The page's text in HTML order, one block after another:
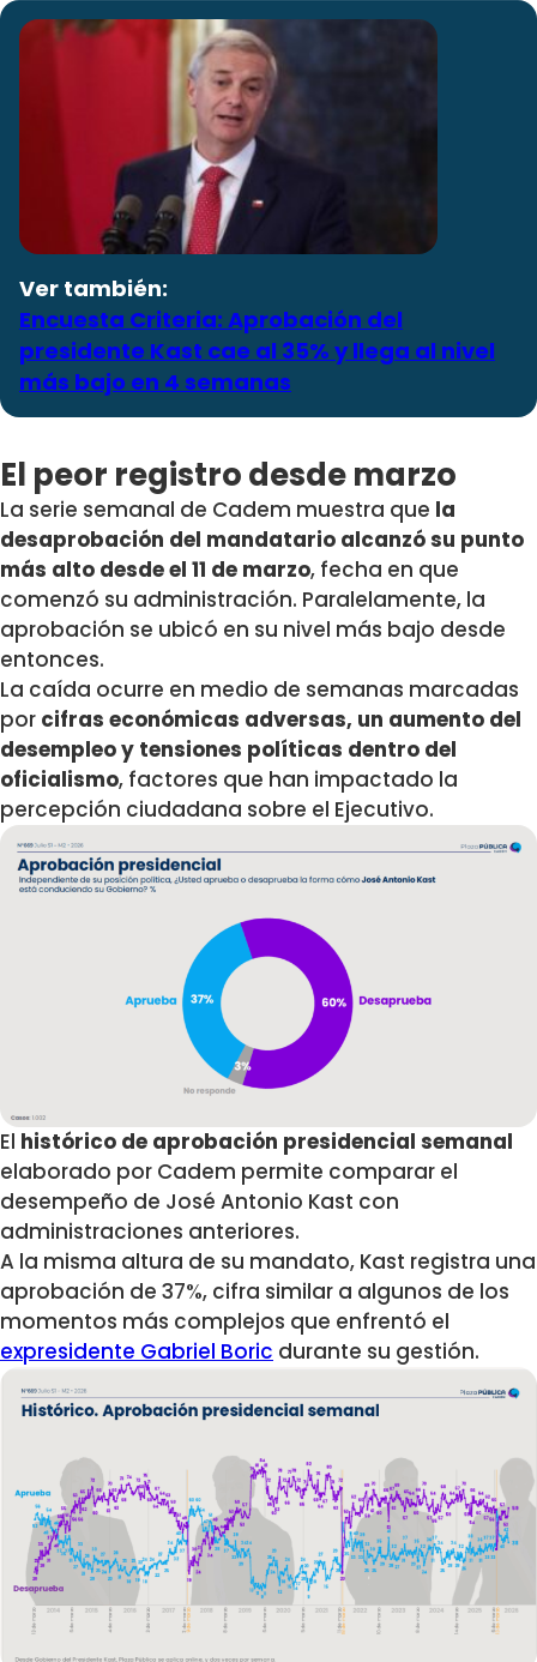
Ver también:
Encuesta Criteria: Aprobación del
presidente Kast cae al 35% y llega al nivel
más bajo en 4 semanas
El peor registro desde marzo
La serie semanal de Cadem muestra que la
desaprobación del mandatario alcanzó su punto
más alto desde el 11 de marzo, fecha en que
comenzó su administración. Paralelamente, la
aprobación se ubicó en su nivel más bajo desde
entonces.
La caída ocurre en medio de semanas marcadas
por cifras económicas adversas, un aumento del
desempleo y tensiones políticas dentro del
oficialismo, factores que han impactado la
percepción ciudadana sobre el Ejecutivo.
El histórico de aprobación presidencial semanal
elaborado por Cadem permite comparar el
desempeño de José Antonio Kast con
administraciones anteriores.
A la misma altura de su mandato, Kast registra una
aprobación de 37%, cifra similar a algunos de los
momentos más complejos que enfrentó el
expresidente Gabriel Boric durante su gestión.